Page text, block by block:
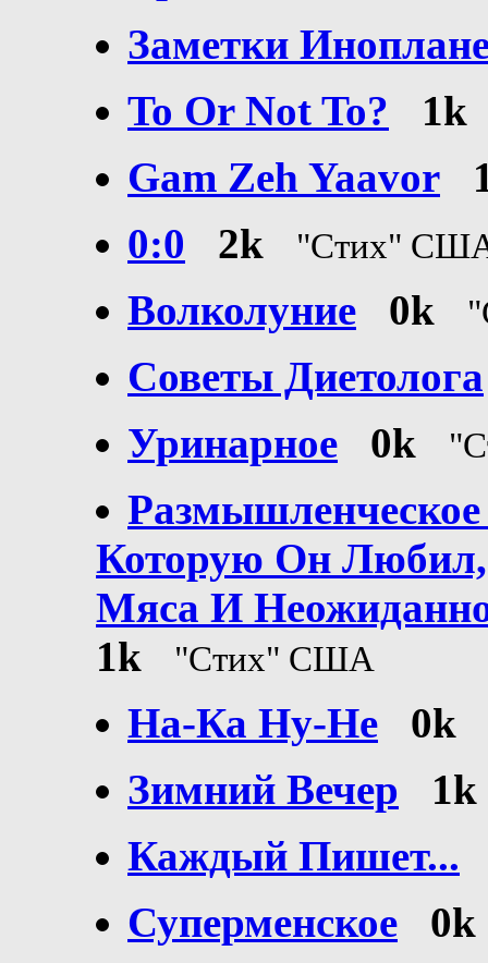
Заметки
To Or Not To?
1k
Gam Zeh Yaavor
0:0
2k "Стих"
Волколуние 0k
Советы Диетолога
Уринарное
0k
Которую Он
Мяса И
1k
"Стих" США
На-Ка Ну-Не
0k
Зимний Вечер
1k
Каждый Пишет...
Суперменское
0k